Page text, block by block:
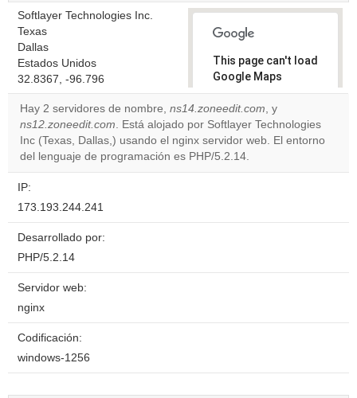
Softlayer Technologies Inc.
Texas
Dallas
Estados Unidos
32.8367, -96.796
This page can't load
Google Maps
correctly.
Do you
own this
website?
OK
Hay 2 servidores de nombre, ns14.zoneedit.com, y
ns12.zoneedit.com. Está alojado por Softlayer Technologies
Inc (Texas, Dallas,) usando el nginx servidor web. El entorno
del lenguaje de programación es PHP/5.2.14.
IP:
173.193.244.241
Desarrollado por:
PHP/5.2.14
Servidor web:
nginx
Codificación:
windows-1256